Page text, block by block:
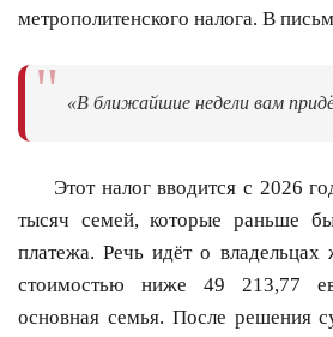
метрополитенского налога. В
" «В ближайшие недели вам
Этот налог вводится с 2026
тысяч семей, которые раньше
платежа. Речь идёт о владельцах
стоимостью ниже 49 213,77
основная семья. После решения